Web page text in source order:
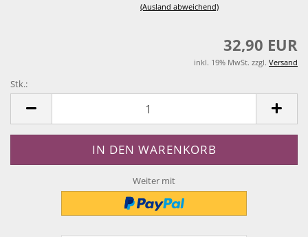
(Ausland abweichend)
32,90 EUR
inkl. 19% MwSt. zzgl. Versand
Stk.:
Weiter mit